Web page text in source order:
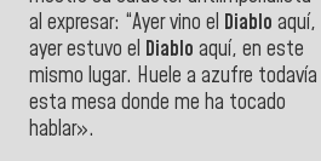
al expresar: “Ayer vino el Diablo aquí,
ayer estuvo el Diablo aquí, en este
mismo lugar. Huele a azufre todavía
esta mesa donde me ha tocado
hablar».